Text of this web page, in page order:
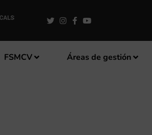
FSMCV Áreas de gestión